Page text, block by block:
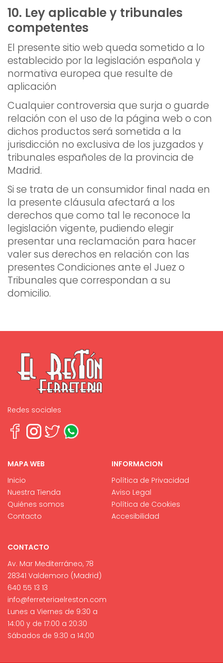
10. Ley aplicable y tribunales
competentes
El presente sitio web queda sometido a lo
establecido por la legislación española y
normativa europea que resulte de
aplicación
Cualquier controversia que surja o guarde
relación con el uso de la página web o con
dichos productos será sometida a la
jurisdicción no exclusiva de los juzgados y
tribunales españoles de la provincia de
Madrid.
Si se trata de un consumidor final nada en
la presente cláusula afectará a los
derechos que como tal le reconoce la
legislación vigente, pudiendo elegir
presentar una reclamación para hacer
valer sus derechos en relación con las
presentes Condiciones ante el Juez o
Tribunales que correspondan a su
domicilio.
Redes sociales
MAPA WEB
Inicio
Nuestra Tienda
Quiénes somos
Contacto
INFORMACION
Política de Privacidad
Aviso Legal
Política de Cookies
Accesibilidad
CONTACTO
Av. Mar Mediterráneo, 78
28341 Valdemoro (Madrid)
640 55 13 13
info@ferreteriaelreston.com
Lunes a Viernes de 9:30 a
14:00 y de 17:00 a 20:30
Sábados de 9:30 a 14:00